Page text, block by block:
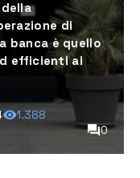
di
banca è quello
efficienti ai
1.388
0